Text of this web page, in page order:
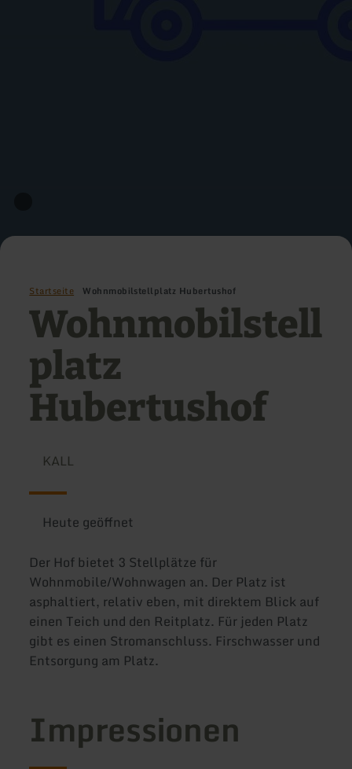
Startseite Wohnmobilstellplatz Hubertushof
Wohnmobilstell
platz
Hubertushof
KALL
Heute geöffnet
Der Hof bietet 3 Stellplätze für
Wohnmobile/Wohnwagen an. Der Platz ist
asphaltiert, relativ eben, mit direktem Blick auf
einen Teich und den Reitplatz. Für jeden Platz
gibt es einen Stromanschluss. Firschwasser und
Entsorgung am Platz.
Impressionen